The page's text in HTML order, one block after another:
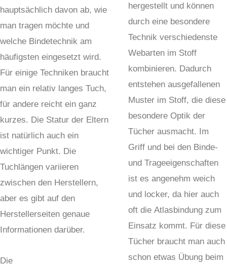
hauptsächlich davon ab, wie
man tragen möchte und
welche Bindetechnik am
häufigsten eingesetzt wird.
Für einige Techniken braucht
man ein relativ langes Tuch,
für andere reicht ein ganz
kurzes. Die Statur der Eltern
ist natürlich auch ein
wichtiger Punkt. Die
Tuchlängen variieren
zwischen den Herstellern,
aber es gibt auf den
Herstellerseiten genaue
Informationen darüber.
Die
hergestellt und können
durch eine besondere
Technik verschiedenste
Webarten im Stoff
kombinieren. Dadurch
entstehen ausgefallenen
Muster im Stoff, die diese
besondere Optik der
Tücher ausmacht. Im
Griff und bei den Binde-
und Trageeigenschaften
ist es angenehm weich
und locker, da hier auch
oft die Atlasbindung zum
Einsatz kommt. Für diese
Tücher braucht man auch
schon etwas Übung beim